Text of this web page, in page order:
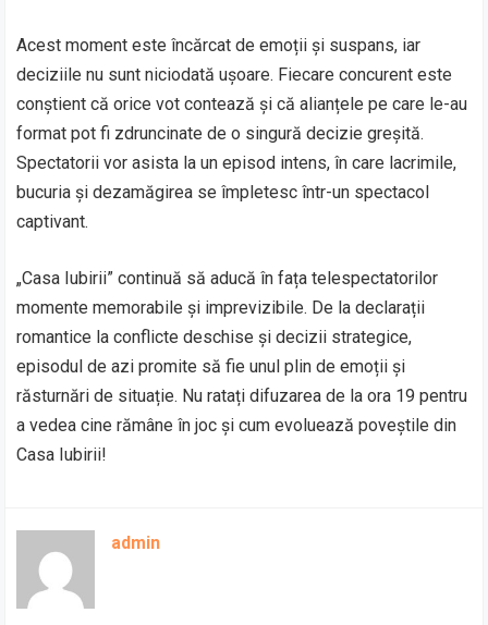
Acest moment este încărcat de emoții și suspans, iar
deciziile nu sunt niciodată ușoare. Fiecare concurent este
conștient că orice vot contează și că alianțele pe care le-au
format pot fi zdruncinate de o singură decizie greșită.
Spectatorii vor asista la un episod intens, în care lacrimile,
bucuria și dezamăgirea se împletesc într-un spectacol
captivant.
„Casa Iubirii” continuă să aducă în fața telespectatorilor
momente memorabile și imprevizibile. De la declarații
romantice la conflicte deschise și decizii strategice,
episodul de azi promite să fie unul plin de emoții și
răsturnări de situație. Nu ratați difuzarea de la ora 19 pentru
a vedea cine rămâne în joc și cum evoluează poveștile din
Casa Iubirii!
admin